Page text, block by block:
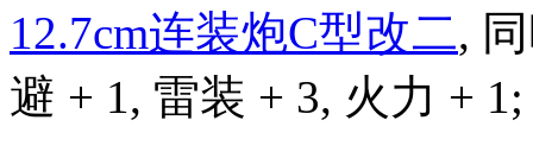
12.7cm连装炮C型改二,
避 + 1, 雷装 + 3, 火力 + 1;